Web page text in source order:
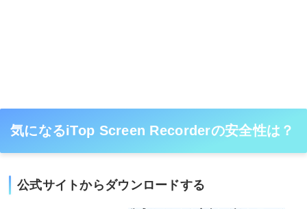
気になるiTop Screen Recorderの安全性は？
公式サイトからダウンロードする